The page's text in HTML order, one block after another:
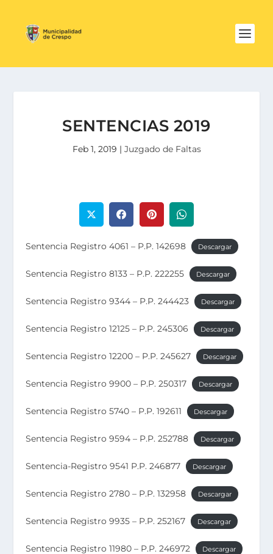
SENTENCIAS 2019
Feb 1, 2019 | Juzgado de Faltas
Sentencia Registro 4061 – P.P. 142698 Descargar
Sentencia Registro 8133 – P.P. 222255 Descargar
Sentencia Registro 9344 – P.P. 244423 Descargar
Sentencia Registro 12125 – P.P. 245306 Descargar
Sentencia Registro 12200 – P.P. 245627 Descargar
Sentencia Registro 9900 – P.P. 250317 Descargar
Sentencia Registro 5740 – P.P. 192611 Descargar
Sentencia Registro 9594 – P.P. 252788 Descargar
Sentencia-Registro 9541 P.P. 246877 Descargar
Sentencia Registro 2780 – P.P. 132958 Descargar
Sentencia Registro 9935 – P.P. 252167 Descargar
Sentencia Registro 11980 – P.P. 246972 Descargar